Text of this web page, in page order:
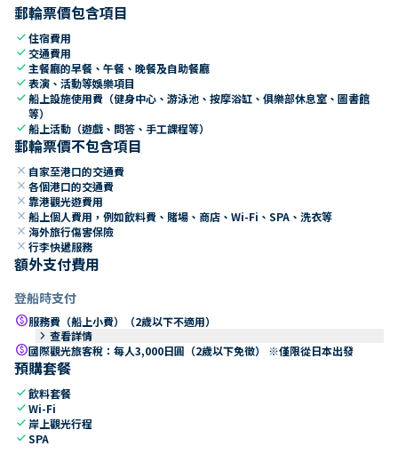
郵輪票價包含項目
check住宿費用
check 交通費用
check 主餐廳的早餐、午餐、晚餐及自助餐廳
check表演、活動等娛樂項目
check船上設施使用費（健身中心、游泳池、按摩浴缸、俱樂部休息室、圖書館
等）
check船上活動（遊戲、問答、手工課程等）
郵輪票價不包含項目
close 自家至港口的交通費
close 各個港口的交通費
close 靠港觀光遊費用
close 船上個人費用，例如飲料費、賭場、商店、Wi-Fi、SPA、洗衣等
close 海外旅行傷害保險
close 行李快遞服務
額外支付費用
登船時支付
paid服務費（船上小費）（2歲以下不適用）
keyboard_arrow_right 查看詳情
paid國際觀光旅客稅：每人3,000日圓（2歲以下免徵） ※僅限從日本出發
預購套餐
check飲料套餐
checkWi-Fi
check 岸上觀光行程
checkSPA